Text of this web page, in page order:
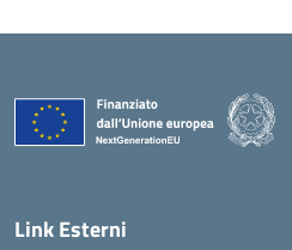
Link Esterni